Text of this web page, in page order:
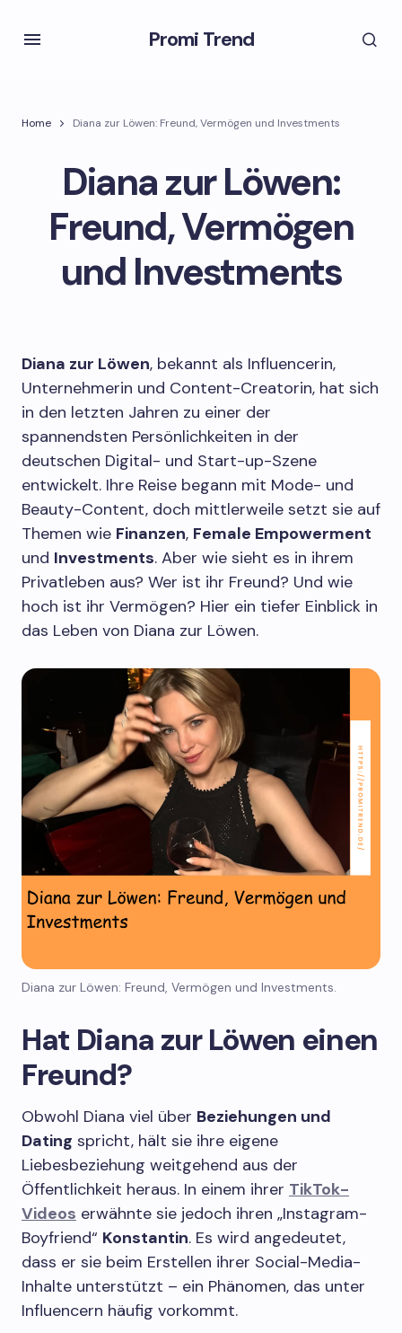
Promi Trend
Home Diana zur Löwen: Freund, Vermögen und Investments
Diana zur Löwen:
Freund, Vermögen
und Investments
Diana zur Löwen, bekannt als Influencerin,
Unternehmerin und Content-Creatorin, hat sich
in den letzten Jahren zu einer der
spannendsten Persönlichkeiten in der
deutschen Digital- und Start-up-Szene
entwickelt. Ihre Reise begann mit Mode- und
Beauty-Content, doch mittlerweile setzt sie auf
Themen wie Finanzen, Female Empowerment
und Investments. Aber wie sieht es in ihrem
Privatleben aus? Wer ist ihr Freund? Und wie
hoch ist ihr Vermögen? Hier ein tiefer Einblick in
das Leben von Diana zur Löwen.
Diana zur Löwen: Freund, Vermögen und Investments.
Hat Diana zur Löwen einen
Freund?
Obwohl Diana viel über Beziehungen und
Dating spricht, hält sie ihre eigene
Liebesbeziehung weitgehend aus der
Öffentlichkeit heraus. In einem ihrer TikTok-
Videos erwähnte sie jedoch ihren „Instagram-
Boyfriend“ Konstantin. Es wird angedeutet,
dass er sie beim Erstellen ihrer Social-Media-
Inhalte unterstützt – ein Phänomen, das unter
Influencern häufig vorkommt.